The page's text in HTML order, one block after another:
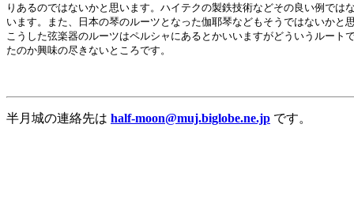
りあるのではないかと思います。ハイテクの製鉄技術などその良い例では
います。また、日本の琴のルーツとなった伽耶琴などもそうではないかと
こうした弦楽器のルーツはペルシャにあるとかいいますがどういうルート
たのか興味の尽きないところです。
半月城の連絡先は half-moon@muj.biglobe.ne.jp です。